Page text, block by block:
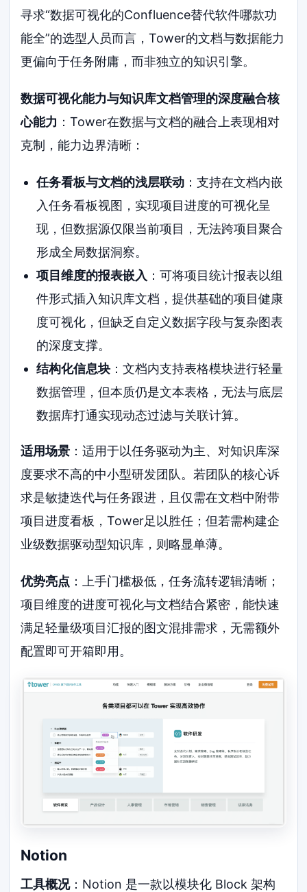
寻求“数据可视化的Confluence替代软件哪款功
能全”的选型人员而言，Tower的文档与数据能力
更偏向于任务附庸，而非独立的知识引擎。
数据可视化能力与知识库文档管理的深度融合核
心能力 ：Tower在数据与文档的融合上表现相对
克制，能力边界清晰：
任务看板与文档的浅层联动：支持在文档内嵌
入任务看板视图，实现项目进度的可视化呈
现，但数据源仅限当前项目，无法跨项目聚合
形成全局数据洞察。
项目维度的报表嵌入 ：可将项目统计报表以组
件形式插入知识库文档，提供基础的项目健康
度可视化，但缺乏自定义数据字段与复杂图表
的深度支撑。
结构化信息块：文档内支持表格模块进行轻量
数据管理，但本质仍是文本表格，无法与底层
数据库打通实现动态过滤与关联计算。
适用场景 ：适用于以任务驱动为主、对知识库深
度要求不高的中小型研发团队。若团队的核心诉
求是敏捷迭代与任务跟进，且仅需在文档中附带
项目进度看板，Tower足以胜任；但若需构建企
业级数据驱动型知识库，则略显单薄。
优势亮点 ：上手门槛极低，任务流转逻辑清晰；
项目维度的进度可视化与文档结合紧密，能快速
满足轻量级项目汇报的图文混排需求，无需额外
配置即可开箱即用。
Notion
工具概况：Notion 是一款以模块化 Block 架构